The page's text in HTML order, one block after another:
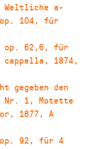
Weltliche a-
op. 104, für
op. 62,6, für
cappella, 1874,
gegeben den
Nr. 1, Motette
, 1877, A
92, für 4